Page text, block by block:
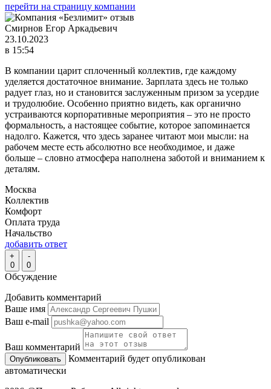
перейти на страницу компании
Смирнов Егор Аркадьевич
23.10.2023
в 15:54
В компании царит сплоченный коллектив, где каждому
уделяется достаточное внимание. Зарплата здесь не только
радует глаз, но и становится заслуженным призом за усердие
и трудолюбие. Особенно приятно видеть, как органично
устраиваются корпоративные мероприятия – это не просто
формальность, а настоящее событие, которое запоминается
надолго. Кажется, что здесь заранее читают мои мысли: на
рабочем месте есть абсолютно все необходимое, и даже
больше – словно атмосфера наполнена заботой и вниманием к
деталям.
Москва
Коллектив
Комфорт
Оплата труда
Начальство
добавить ответ
+
0
-
0
Обсуждение
Добавить комментарий
Ваше имя
Ваш e-mail
Ваш комментарий
Комментарий будет опубликован
автоматически